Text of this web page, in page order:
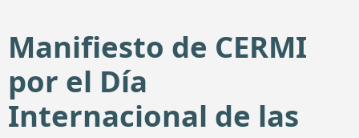
Manifiesto de CERMI
por el Día
Internacional de las